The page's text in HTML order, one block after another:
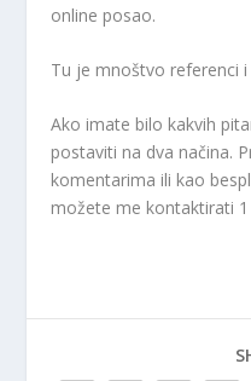
online posao.
Tu je mnoštvo referenci
Ako imate bilo kakvih
postaviti na dva načina.
komentarima ili kao
možete me kontaktirati 1